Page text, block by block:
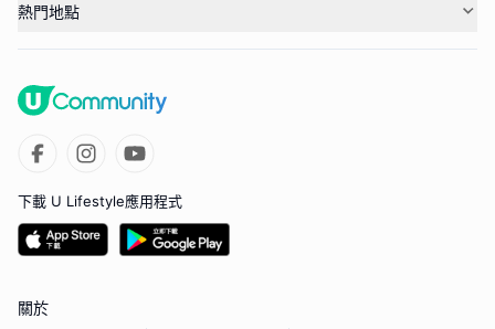
熱門地點
下載 U Lifestyle應用程式
關於